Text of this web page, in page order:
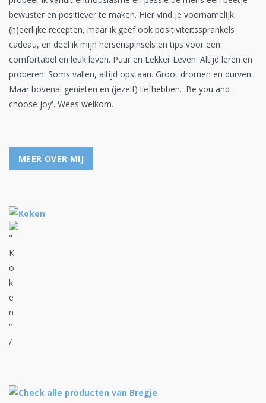
bewuster en positiever te maken. Hier vind je voornamelijk
(h)eerlijke recepten, maar ik geef ook positiviteitssprankels
cadeau, en deel ik mijn hersenspinsels en tips voor een
comfortabel en leuk leven. Puur en Lekker Leven. Altijd leren en
proberen. Soms vallen, altijd opstaan. Groot dromen en durven.
Maar bovenal genieten en (jezelf) liefhebben. 'Be you and
choose joy'. Wees welkom.
MEER OVER MIJ